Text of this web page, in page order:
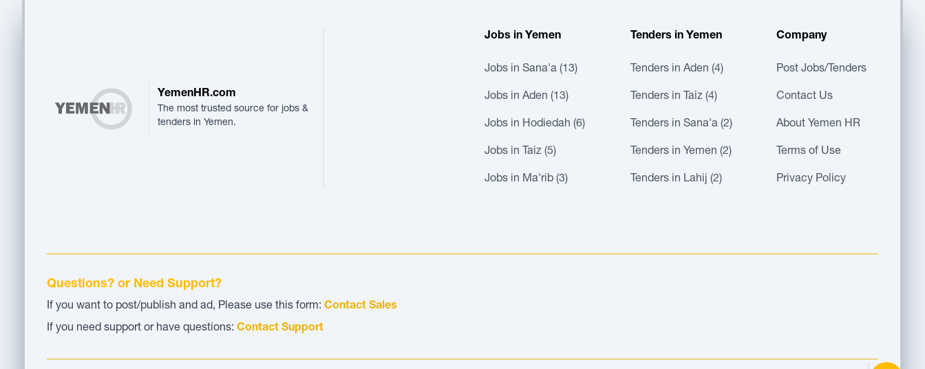
YemenHR.com
The most trusted source for jobs &
tenders in Yemen.
Jobs in Yemen
Jobs in Sana'a (13)
Jobs in Aden (13)
Jobs in Hodiedah (6)
Jobs in Taiz (5)
Jobs in Ma'rib (3)
Tenders in Yemen
Tenders in Aden (4)
Tenders in Taiz (4)
Tenders in Sana'a (2)
Tenders in Yemen (2)
Tenders in Lahij (2)
Company
Post Jobs/Tenders
Contact Us
About Yemen HR
Terms of Use
Privacy Policy
Questions? or Need Support?
If you want to post/publish and ad, Please use this form: Contact Sales
If you need support or have questions: Contact Support